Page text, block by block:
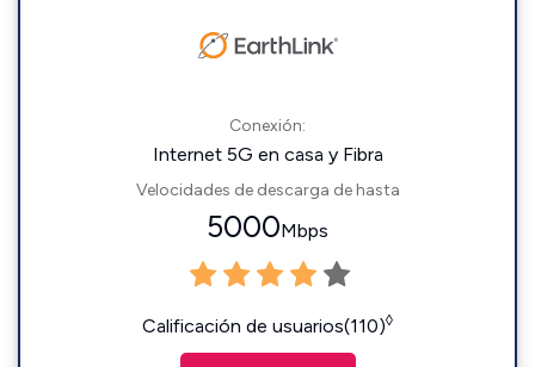
Conexión:
Internet 5G en casa y Fibra
Velocidades de descarga de hasta
5000Mbps
Calificación de usuarios(110)◊